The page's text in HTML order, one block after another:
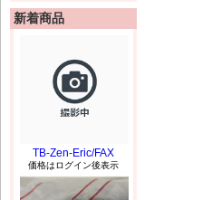
新着商品
TB-Zen-Eric/FAX
価格はログイン後表示